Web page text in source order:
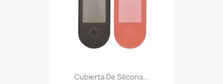
Cubierta De Silicona...